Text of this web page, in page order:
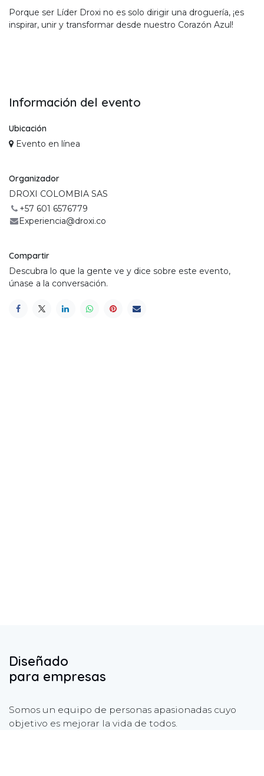
Porque ser Líder Droxi no es solo dirigir una droguería, ¡es
inspirar, unir y transformar desde nuestro Corazón Azul!
Información del evento
Ubicación
Evento en línea
Organizador
DROXI COLOMBIA SAS
+57 601 6576779
Experiencia@droxi.co
Compartir
Descubra lo que la gente ve y dice sobre este evento,
únase a la conversación.
Diseñado
para empresas
Somos un equipo de personas apasionadas cuyo
objetivo es mejorar la vida de todos.